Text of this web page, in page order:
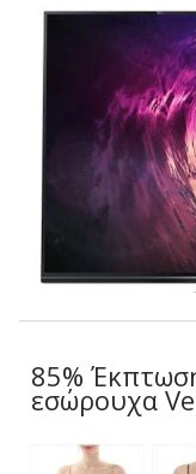
85%
εσώρουχα